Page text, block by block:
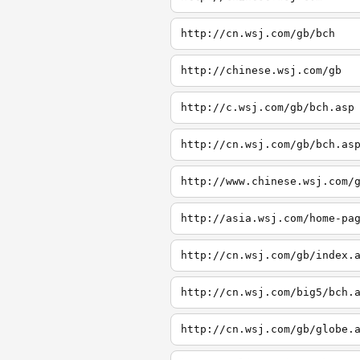
http://cn.wsj.com/gb/bch
http://chinese.wsj.com/gb
http://c.wsj.com/gb/bch.asp
http://cn.wsj.com/gb/bch.asp
http://www.chinese.wsj.com/
http://asia.wsj.com/home-
http://cn.wsj.com/gb/
http://cn.wsj.com/big5/
http://cn.wsj.com/gb/